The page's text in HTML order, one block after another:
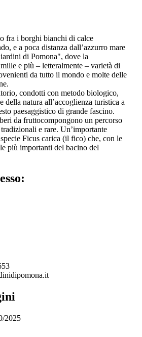
fra i borghi bianchi di calce
e a poca distanza dall’azzurro mare
di Pomona", dove la
e più – letteralmente – varietà di
da tutto il mondo e molte delle
condotti con metodo biologico,
della natura all’accoglienza turistica a
paesaggistico di grande fascino.
da fruttocompongono un percorso
e rare. Un’importante
Ficus carica (il fico) che, con le
più importanti del bacino del
2025